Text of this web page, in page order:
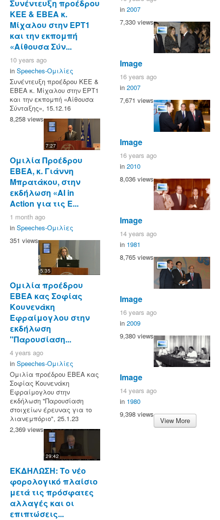
Συνέντευξη προέδρου
ΚΕΕ & ΕΒΕΑ κ.
Μίχαλου στην ΕΡΤ1
και την εκπομπή
«Αίθουσα Σύν...
10 years ago
in Speeches-Ομιλίες
Συνέντευξη προέδρου ΚΕΕ &
ΕΒΕΑ κ. Μίχαλου στην ΕΡΤ1
και την εκπομπή «Αίθουσα
Σύνταξης», 15.12.16
8,258 views
7:27
Ομιλία Προέδρου
ΕΒΕΑ, κ. Γιάννη
Μπρατάκου, στην
εκδήλωση «AI in
Action για τις Ε...
1 month ago
in Speeches-Ομιλίες
351 views
5:35
Ομιλία προέδρου
ΕΒΕΑ κας Σοφίας
Κουνενάκη
Εφραίμογλου στην
εκδήλωση
"Παρουσίαση...
4 years ago
in Speeches-Ομιλίες
Ομιλία προέδρου ΕΒΕΑ κας
Σοφίας Κουνενάκη
Εφραίμογλου στην
εκδήλωση "Παρουσίαση
στοιχείων έρευνας για το
λιανεμπόριο", 25.1.23
2,369 views
29:42
ΕΚΔΗΛΩΣΗ: Το νέο
φορολογικό πλαίσιο
μετά τις πρόσφατες
αλλαγές και οι
επιπτώσεις...
in 2007
7,330 views
Image
16 years ago
in 2007
7,671 views
Image
16 years ago
in 2010
8,036 views
Image
14 years ago
in 1981
8,765 views
Image
16 years ago
in 2009
9,380 views
Image
14 years ago
in 1980
9,398 views
View More